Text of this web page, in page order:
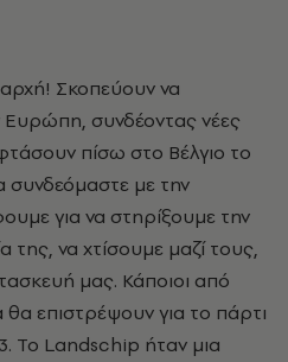
Σκοπεύουν να
συνδέοντας νέες
πίσω στο Βέλγιο το
συνδεόμαστε με την
για να στηρίξουμε την
της, να χτίσουμε μαζί τους,
μας. Κάποιοι από
επιστρέψουν για το πάρτι
Το Landschip ήταν μια